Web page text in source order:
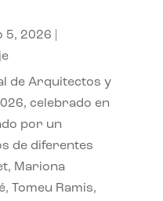
5, 2026
de Arquitectos y
celebrado en
por un
de diferentes
Mariona
Tomeu Ramis,